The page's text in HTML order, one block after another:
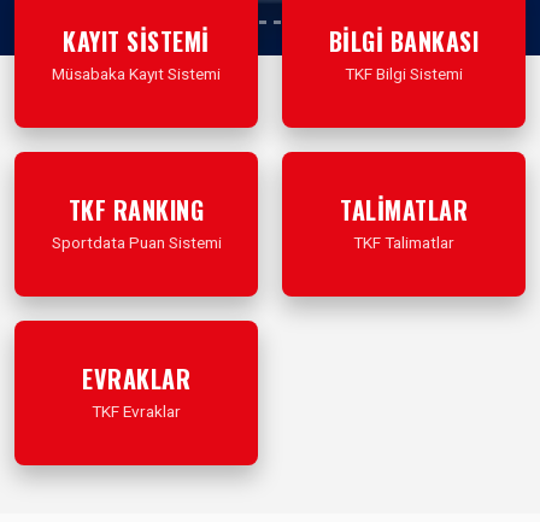
KAYIT SİSTEMİ
Müsabaka Kayıt Sistemi
İleri Git
BİLGİ BANKASI
TKF Bilgi Sistemi
İleri Git
TKF RANKING
Sportdata Puan Sistemi
İleri Git
TALİMATLAR
TKF Talimatlar
EVRAKLAR
TKF Evraklar